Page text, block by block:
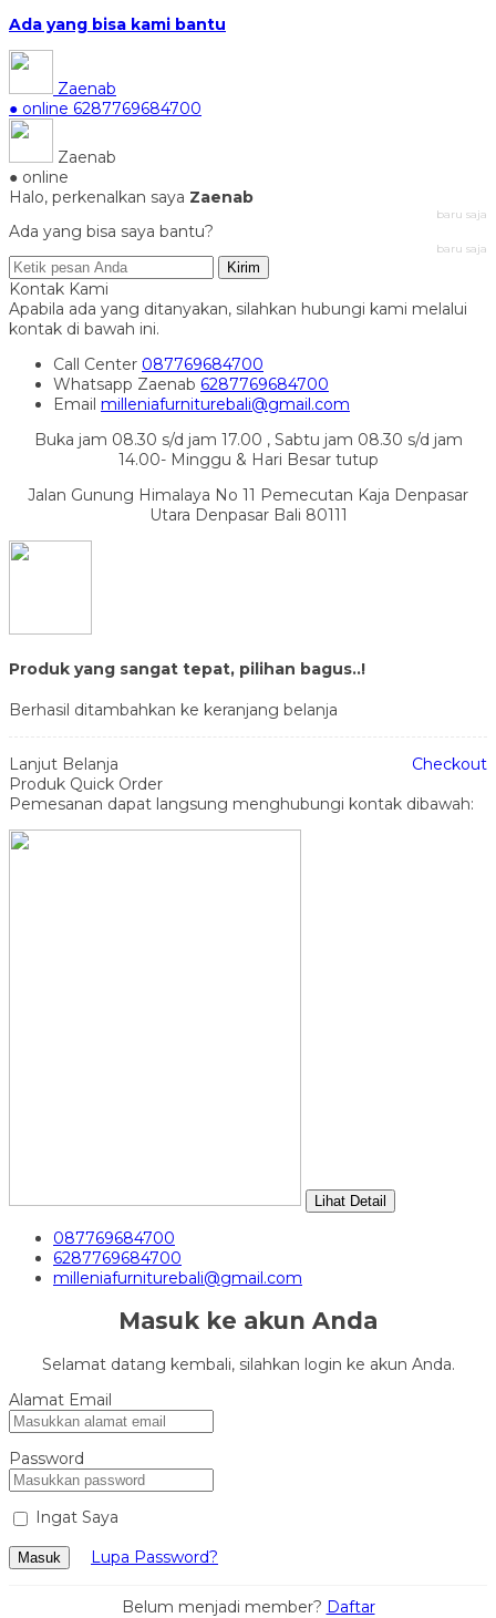
Ada yang bisa kami bantu
Zaenab
● online 6287769684700
Zaenab
● online
Halo, perkenalkan saya Zaenab
baru saja
Ada yang bisa saya bantu?
baru saja
Kirim
Kontak Kami
Apabila ada yang ditanyakan, silahkan hubungi kami melalui
kontak di bawah ini.
Call Center 087769684700
Whatsapp Zaenab 6287769684700
Email milleniafurniturebali@gmail.com
Buka jam 08.30 s/d jam 17.00 , Sabtu jam 08.30 s/d jam
14.00- Minggu & Hari Besar tutup
Jalan Gunung Himalaya No 11 Pemecutan Kaja Denpasar
Utara Denpasar Bali 80111
Produk yang sangat tepat, pilihan bagus..!
Berhasil ditambahkan ke keranjang belanja
Lanjut Belanja
Checkout
Produk Quick Order
Pemesanan dapat langsung menghubungi kontak dibawah:
Lihat Detail
087769684700
6287769684700
milleniafurniturebali@gmail.com
Masuk ke akun Anda
Selamat datang kembali, silahkan login ke akun Anda.
Alamat Email
Password
Ingat Saya
Masuk Lupa Password?
Belum menjadi member? Daftar